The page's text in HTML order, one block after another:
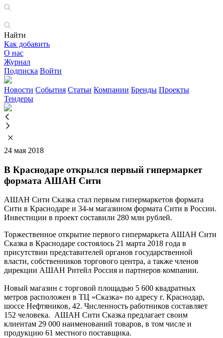
Найти
Как добавить
О нас
Журнал
Подписка Войти
Новости События Статьи Компании Бренды Проекты
Тендеры
24 мая 2018
В Краснодаре открылся первый гипермаркет
формата АШАН Сити
АШАН Сити Сказка стал первым гипермаркетов формата
Сити в Краснодаре и 34-м магазином формата Сити в России.
Инвестиции в проект составили 280 млн рублей.
Торжественное открытие первого гипермаркета АШАН Сити
Сказка в Краснодаре состоялось 21 марта 2018 года в
присутствии представителей органов государственной
власти, собственников торгового центра, а также членов
дирекции АШАН Ритейл Россия и партнеров компании.
Новый магазин с торговой площадью 5 600 квадратных
метров расположен в ТЦ «Сказка» по адресу г. Краснодар,
шоссе Нефтяников, 42. Численность работников составляет
152 человека. АШАН Сити Сказка предлагает своим
клиентам 29 000 наименований товаров, в том числе и
продукцию 61 местного поставщика.